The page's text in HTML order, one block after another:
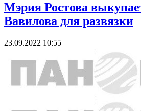
Мэрия Ростова
Вавилова для развязки
23.09.2022 10:55